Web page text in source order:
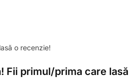
o recenzie!
Fii primul/prima care lasă